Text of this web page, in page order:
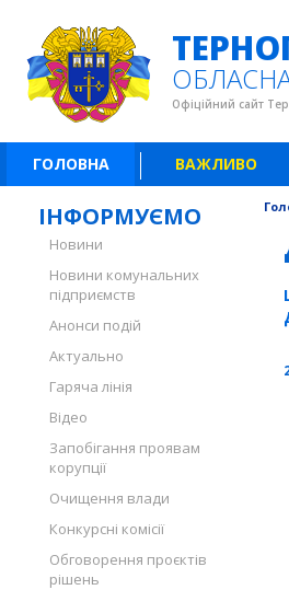
Офіційний сайт
ГОЛОВНА ВАЖЛИВО
ІНФОРМУЄМО
Новини
Новини комунальних
підприємств
Анонси подій
Актуально
Гаряча лінія
Відео
Запобігання проявам
корупції
Очищення влади
Конкурсні комісії
Обговорення проєктів
рішень